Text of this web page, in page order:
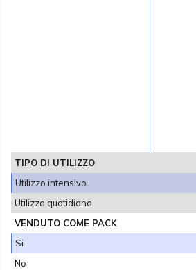
TIPO DI UTILIZZO
Utilizzo intensivo
Utilizzo quotidiano
VENDUTO COME PACK
Si
No